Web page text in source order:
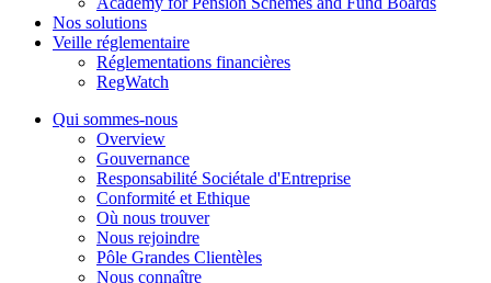
Nos solutions
Veille réglementaire
Réglementations financières
RegWatch
Qui sommes-nous
Overview
Gouvernance
Responsabilité Sociétale d'Entreprise
Conformité et Ethique
Où nous trouver
Nous rejoindre
Pôle Grandes Clientèles
Nous connaître